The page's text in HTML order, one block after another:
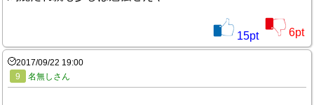
15pt 6pt
2017/09/22 19:00
9
名無しさん